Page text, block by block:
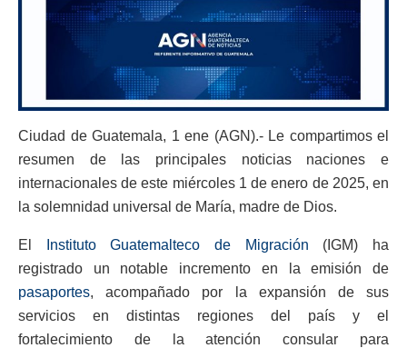
Ciudad de Guatemala, 1 ene (AGN).- Le compartimos el
resumen de las principales noticias naciones e
internacionales de este miércoles 1 de enero de 2025, en
la solemnidad universal de María, madre de Dios.
El Instituto Guatemalteco de Migración (IGM) ha
registrado un notable incremento en la emisión de
pasaportes, acompañado por la expansión de sus
servicios en distintas regiones del país y el
fortalecimiento de la atención consular para